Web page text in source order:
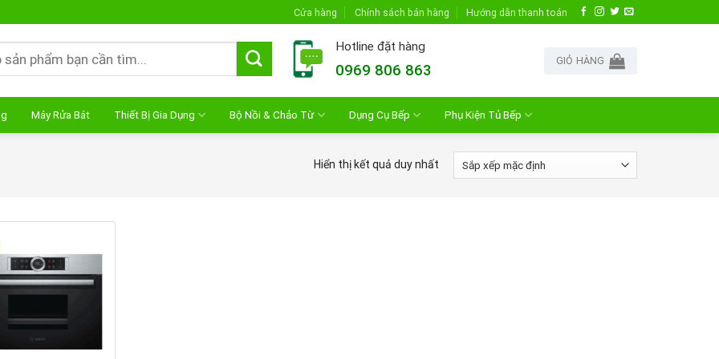
Cửa hàng Chính sách bán hàng Hướng dẫn thanh toán
Hotline đặt hàng
0969 806 863
GIỎ HÀNG
Máy Rửa Bát Thiết Bị Gia Dụng Bộ Nồi & Chảo Từ Dụng Cụ Bếp Phụ Kiện Tủ Bếp
Hiển thị kết quả duy nhất